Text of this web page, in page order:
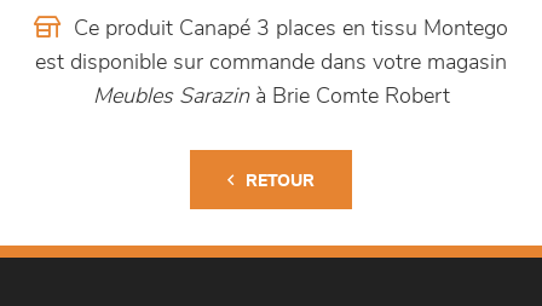
Ce produit Canapé 3 places en tissu Montego
est disponible sur commande dans votre magasin
Meubles Sarazinà Brie Comte Robert
RETOUR